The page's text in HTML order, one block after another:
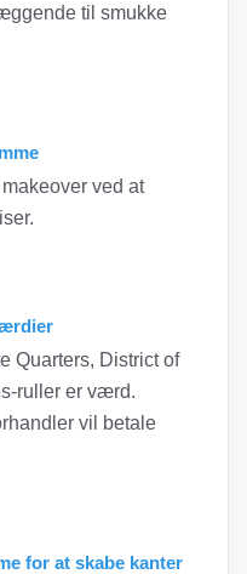
til smukke
ved at
Quarters, District of
ruller er værd.
vil betale
for at skabe kanter